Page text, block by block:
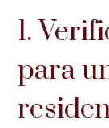
1.
para